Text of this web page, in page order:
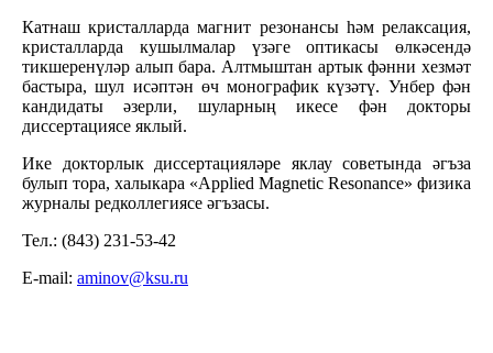
Катнаш кристалларда магнит резонансы һәм релаксация,
кристалларда кушылмалар үзәге оптикасы өлкәсендә
тикшеренүләр алып бара. Алтмыштан артык фәнни хезмәт
бастыра, шул исәптән өч монографик күзәтү. Унбер фән
кандидаты әзерли, шуларның икесе фән докторы
диссертациясе яклый.
Ике докторлык диссертацияләре яклау советында әгъза
булып тора, халыкара «Applied Magnetic Resonance» физика
журналы редколлегиясе әгъзасы.
Тел.: (843) 231-53-42
E-mail: aminov@ksu.ru